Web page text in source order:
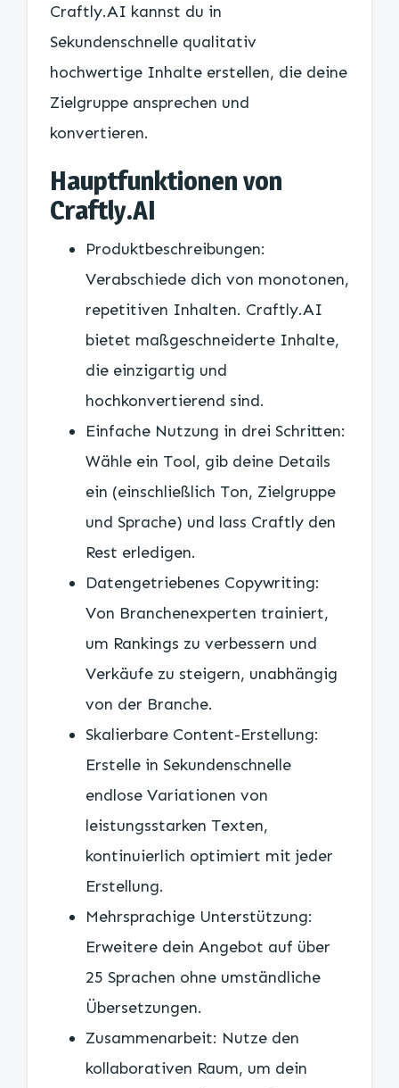
Craftly.AI kannst du in
Sekundenschnelle qualitativ
hochwertige Inhalte erstellen, die deine
Zielgruppe ansprechen und
konvertieren.
Hauptfunktionen von
Craftly.AI
Produktbeschreibungen:
Verabschiede dich von monotonen,
repetitiven Inhalten. Craftly.AI
bietet maßgeschneiderte Inhalte,
die einzigartig und
hochkonvertierend sind.
Einfache Nutzung in drei Schritten:
Wähle ein Tool, gib deine Details
ein (einschließlich Ton, Zielgruppe
und Sprache) und lass Craftly den
Rest erledigen.
Datengetriebenes Copywriting:
Von Branchenexperten trainiert,
um Rankings zu verbessern und
Verkäufe zu steigern, unabhängig
von der Branche.
Skalierbare Content-Erstellung:
Erstelle in Sekundenschnelle
endlose Variationen von
leistungsstarken Texten,
kontinuierlich optimiert mit jeder
Erstellung.
Mehrsprachige Unterstützung:
Erweitere dein Angebot auf über
25 Sprachen ohne umständliche
Übersetzungen.
Zusammenarbeit: Nutze den
kollaborativen Raum, um dein